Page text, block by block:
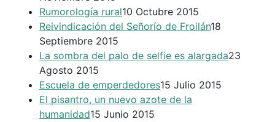
Rumorología rural10 Octubre 2015
Reivindicación del Señorío de Froilán18
Septiembre 2015
La sombra del palo de selfie es alargada23
Agosto 2015
Escuela de emperdedores15 Julio 2015
El pisantro, un nuevo azote de la
humanidad15 Junio 2015